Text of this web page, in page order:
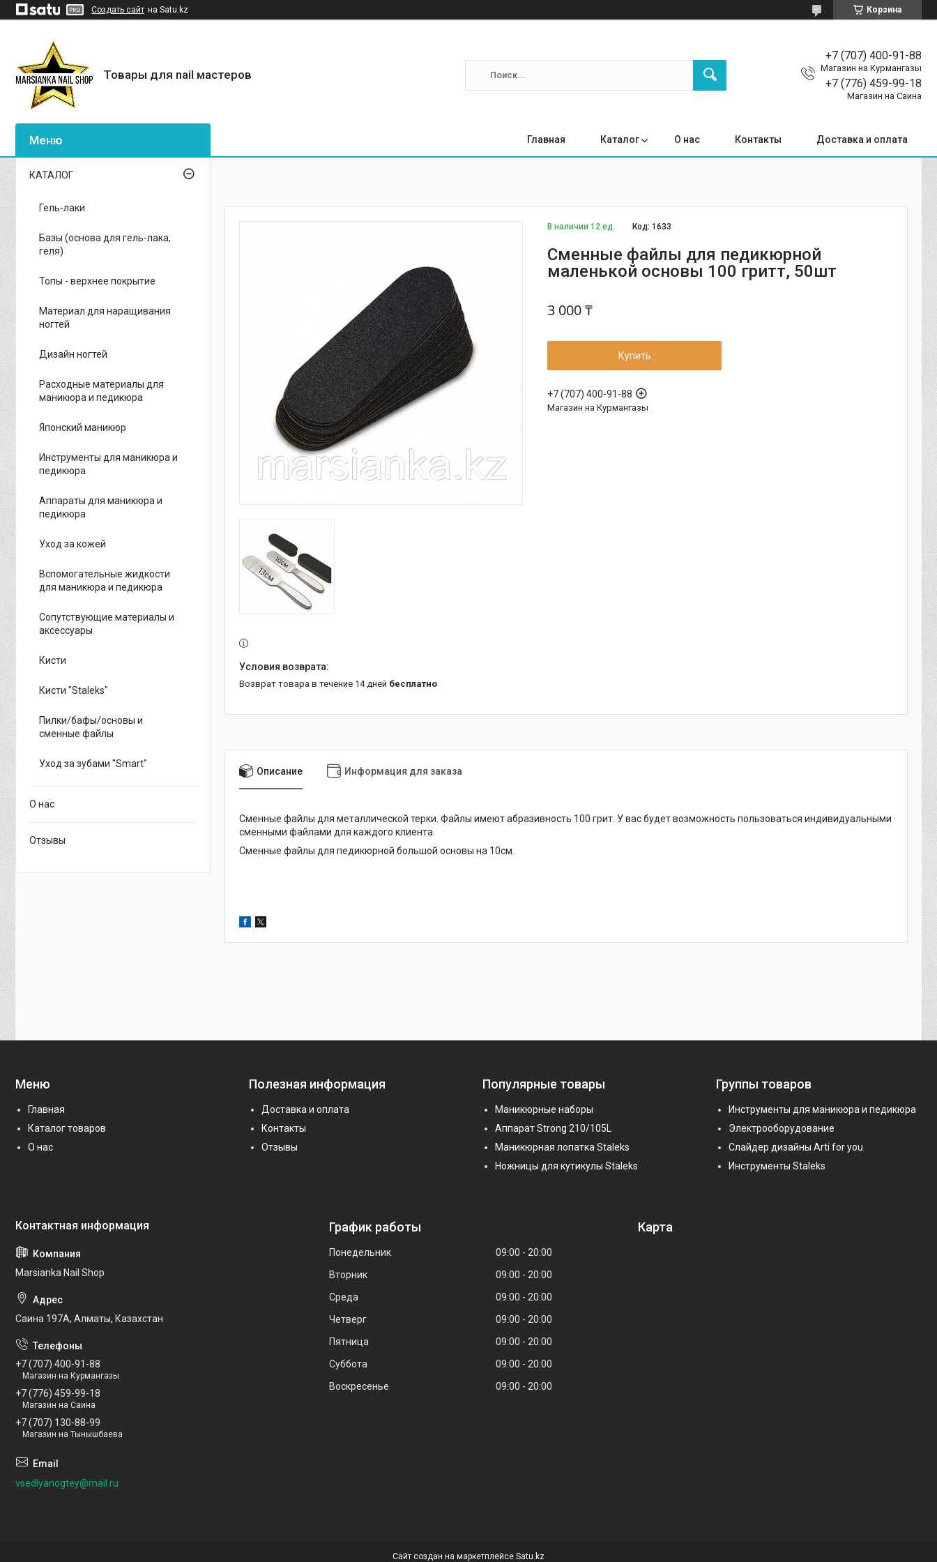
Создать сайт на Satu.kz Корзина
Товары для nail мастеров
+7 (707) 400-91-88
Магазин на Курмангазы
+7 (776) 459-99-18
Магазин на Саина
Главная Каталог О нас Контакты Доставка и оплата
В наличии 12 ед. Код:1633
Сменные файлы для педикюрной
маленькой основы 100 гритт, 50шт
3 000 ₸
Купить
+7 (707) 400-91-88
Магазин на Курмангазы
возврат товара в течение 14 дней бесплатно
Описание Информация для заказа
Сменные файлы для металлической терки. Файлы имеют абразивность 100 грит. У вас будет возможность пользоваться индивидуальными
сменными файлами для каждого клиента.
Сменные файлы для педикюрной большой основы на 10см.
КАТАЛОГ
Гель-лаки
Базы (основа для гель-лака,
геля)
Топы - верхнее покрытие
Материал для наращивания
ногтей
Дизайн ногтей
Расходные материалы для
маникюра и педикюра
Японский маникюр
Инструменты для маникюра и
педикюра
Аппараты для маникюра и
педикюра
Уход за кожей
Вспомогательные жидкости
для маникюра и педикюра
Сопутствующие материалы и
аксессуары
Кисти
Кисти "Staleks"
Пилки/бафы/основы и
сменные файлы
Уход за зубами "Smart"
О нас
Отзывы
Меню
Главная
Каталог товаров
О нас
Полезная информация
Доставка и оплата
Контакты
Отзывы
Популярные товары
Маникюрные наборы
Аппарат Strong 210/105L
Маникюрная лопатка Staleks
Ножницы для кутикулы Staleks
Группы товаров
Инструменты для маникюра и педикюра
Электрооборудование
Слайдер дизайны Arti for you
Инструменты Staleks
Marsianka Nail Shop
Саина 197А, Алматы, Казахстан
+7 (707) 400-91-88
Магазин на Курмангазы
+7 (776) 459-99-18
Магазин на Саина
+7 (707) 130-88-99
Магазин на Тынышбаева
vsedlyanogtey@mail.ru
График работы
Понедельник 09:00
20:00
Вторник
09:00
20:00
Среда
09:00
20:00
Четверг
09:00
20:00
Пятница
09:00
20:00
Суббота
09:00
20:00
Воскресенье
09:00 20:00
Карта
Сайт создан на маркетплейсе Satu.kz